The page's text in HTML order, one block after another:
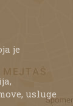
je
usluge